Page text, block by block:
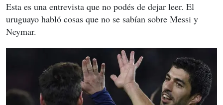
Esta es una entrevista que no podés de dejar leer. El
uruguayo habló cosas que no se sabían sobre Messi y
Neymar.